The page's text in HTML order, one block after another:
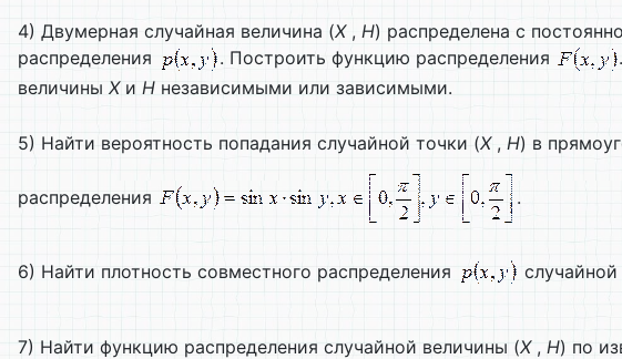
4) Двумерная случайная величина (X, H) распределена с
распределения
. Построить функцию распределения
величины Xи H независимыми или зависимыми.
5) Найти вероятность попадания случайной точки (X, H) в
распределения .
6) Найти плотность совместного распределения
7) Найти функцию распределения случайной величины (X, H) по